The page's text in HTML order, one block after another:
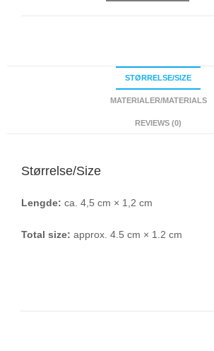
STØRRELSE/SIZE
MATERIALER/MATERIALS
REVIEWS (0)
Størrelse/Size
Lengde: ca. 4,5 cm × 1,2 cm
Total size: approx. 4.5 cm × 1.2 cm